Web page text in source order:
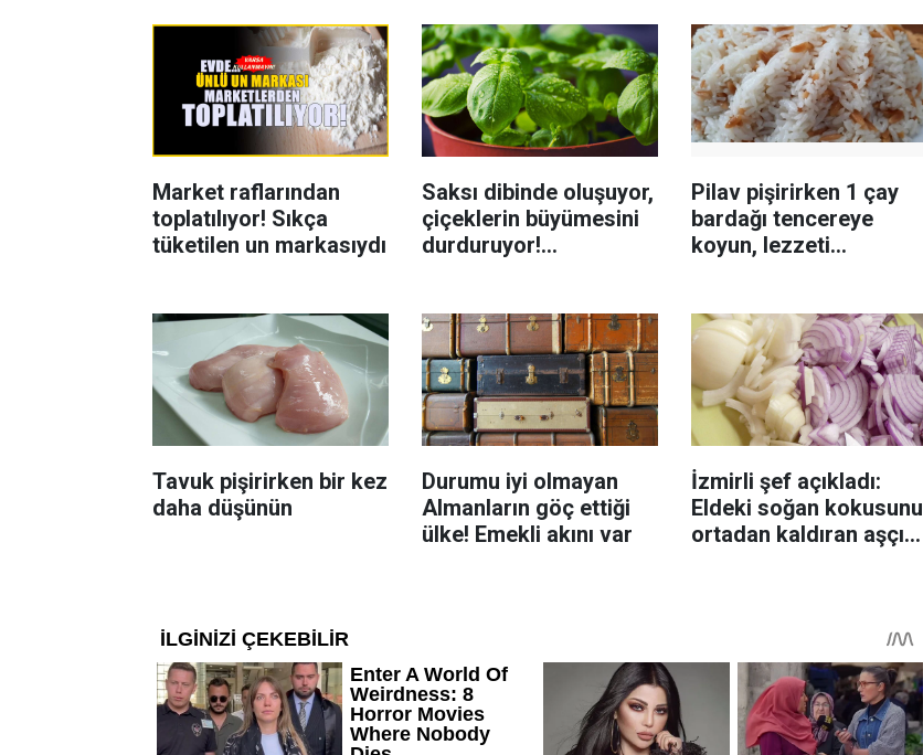
Market raflarından
toplatılıyor! Sıkça
tüketilen un markasıydı
Saksı dibinde oluşuyor,
çiçeklerin büyümesini
durduruyor!
Pilav pişirirken 1 çay
bardağı tencereye
koyun, lezzeti
Tavuk pişirirken bir kez
daha düşünün
Durumu iyi olmayan
Almanların göç ettiği
ülke! Emekli akını var
İzmirli şef açıkladı:
Eldeki soğan kokusunu
ortadan kaldıran aşçı